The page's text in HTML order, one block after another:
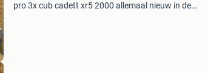
pro 3x cub cadett xr5 2000 allemaal nieuw in de